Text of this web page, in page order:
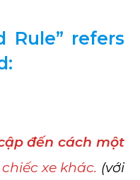
Rule” refers
đến cách một
xe khác. (với